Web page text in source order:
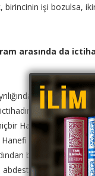
birincinin işi bozulsa,
arasında da ictihad
ileri
bozulmuyor.
Hanefi, ona
mezhebinde
başkasının]
namaz